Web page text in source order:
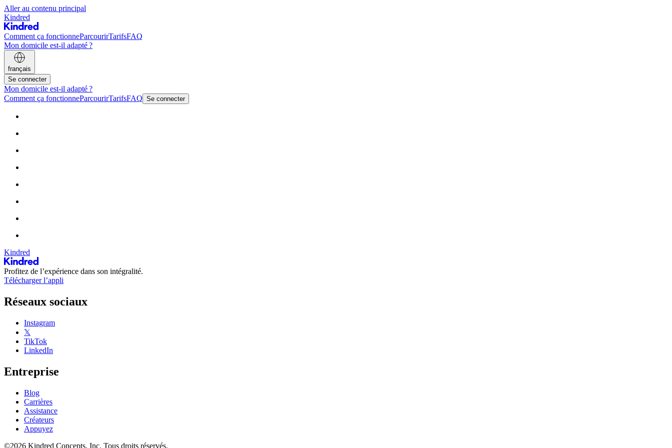
Aller au contenu principal
Kindred
Comment ça fonctionneParcourirTarifsFAQ
Mon domicile est-il adapté ?
français
Se connecter
Mon domicile est-il adapté ?
Comment ça fonctionneParcourirTarifsFAQ Se connecter
Kindred
Profitez de l’expérience dans son intégralité.
Télécharger l’appli
Réseaux sociaux
Instagram
𝕏
TikTok
LinkedIn
Entreprise
Blog
Carrières
Assistance
Créateurs
Appuyez
©2026 Kindred Concepts, Inc. Tous droits réservés.